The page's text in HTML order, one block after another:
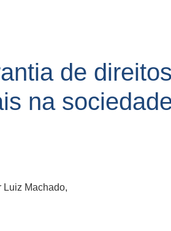
de direitos
na
Luiz Machado,